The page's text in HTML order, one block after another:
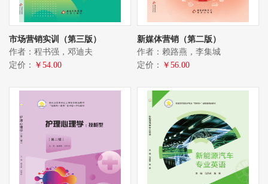
市场营销实训（第三版）
作者：程书强，邓迪夫
定价： ￥54.00
新媒体营销（第二版）
作者：赖路燕，李集城
定价： ￥56.00